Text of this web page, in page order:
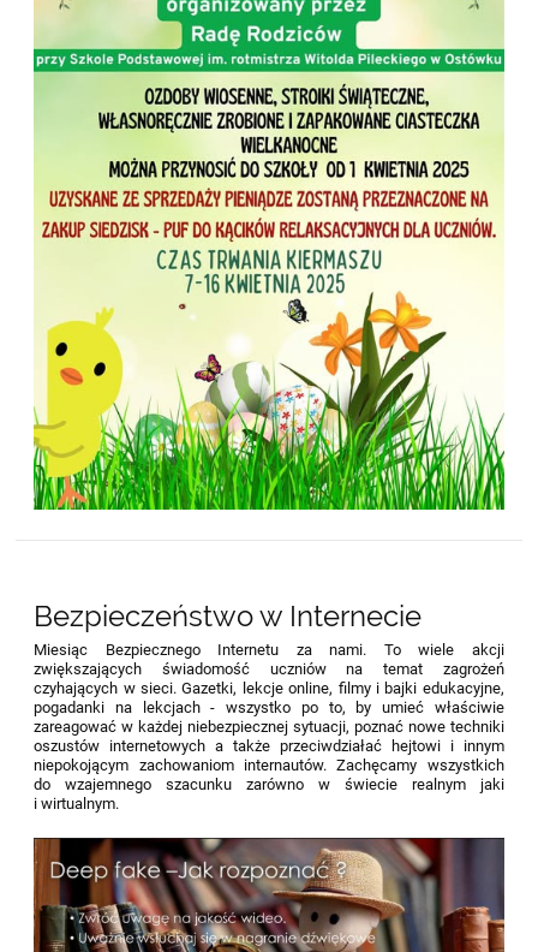
Bezpieczeństwo w Internecie
Miesiąc Bezpiecznego Internetu za nami. To wiele akcji
zwiększających świadomość uczniów na temat zagrożeń
czyhających w sieci. Gazetki, lekcje online, filmy i bajki edukacyjne,
pogadanki na lekcjach - wszystko po to, by umieć właściwie
zareagować w każdej niebezpiecznej sytuacji, poznać nowe techniki
oszustów internetowych a także przeciwdziałać hejtowi i innym
niepokojącym zachowaniom internautów. Zachęcamy wszystkich
do wzajemnego szacunku zarówno w świecie realnym jaki
i wirtualnym.